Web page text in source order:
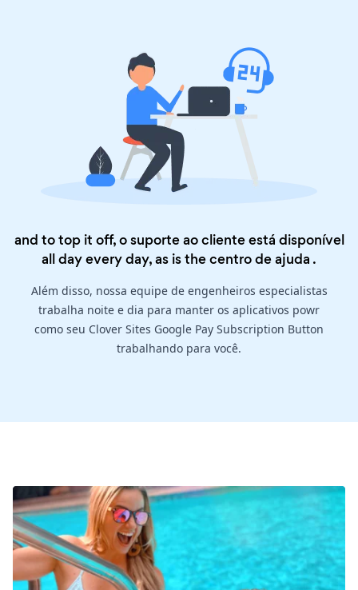
and to top it off, o suporte ao cliente está disponível
all day every day, as is thecentro de ajuda .
Além disso, nossa equipe de engenheiros especialistas
trabalha noite e dia para manter os aplicativos powr
como seu Clover Sites Google Pay Subscription Button
trabalhando para você.